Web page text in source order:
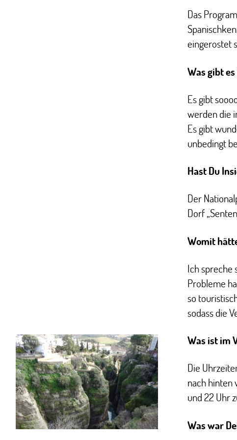
Das
eingerostet
Was gibt
Es gibt
werden die
Es gibt
unbedingt
Hast Du
Der
Dorf
Womit
Ich spreche
Probleme
so
sodass die
Was ist im
Die
nach hinten
und 22 Uhr
Was war